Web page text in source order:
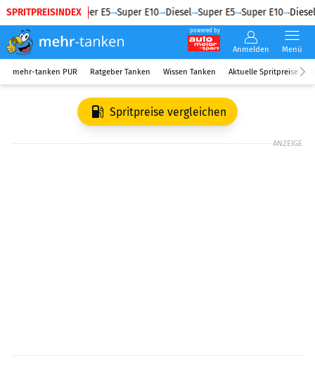
SPRITPREISINDEX
Diesel Super E5 Super E10 Diesel Super E5 Super E10 Diesel
powered by
Anmelden Menü
mehr-tanken PUR Ratgeber Tanken Wissen Tanken Aktuelle Spritpreise
Spritpreise vergleichen
ANZEIGE